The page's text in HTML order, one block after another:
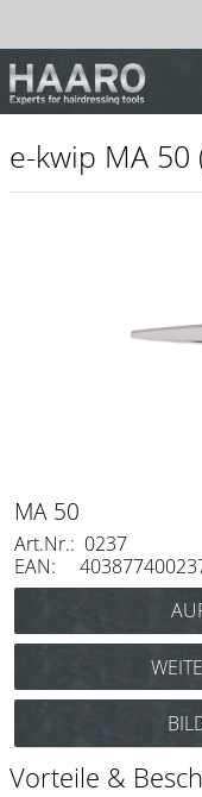
News
Scheren
Messer / Klingen
Feather
e-kwip
Kämme
Fejic
e-kwip MA 50
MA 50
Art.Nr.: 0237
EAN:
Vorteile &